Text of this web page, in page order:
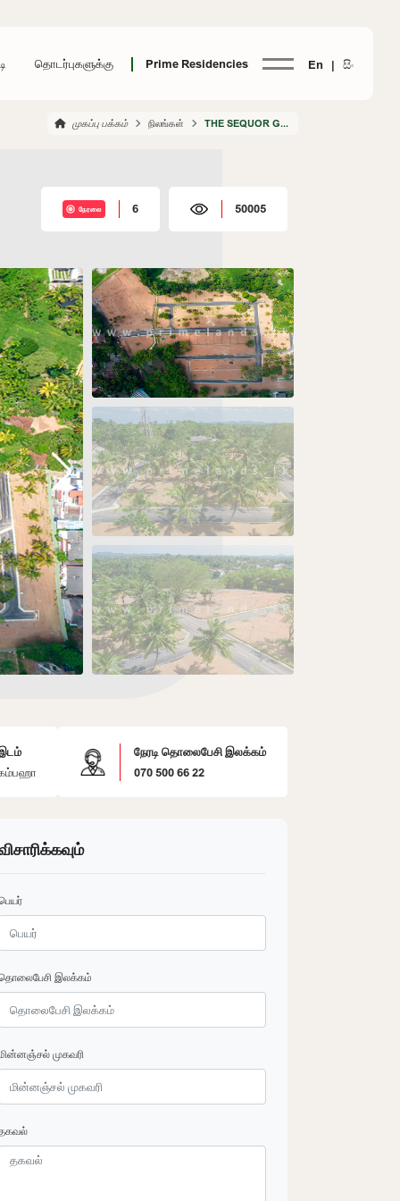
தொடர்புகளுக்கு Prime Residencies En | සිං
முகப்பு பக்கம் நிலங்கள் THE SEQUOR GAMPAHA
நேரலை 6 50005
நேரடி தொலைபேசி இலக்கம்
070 500 66 22
இலக்கம்
முகவரி